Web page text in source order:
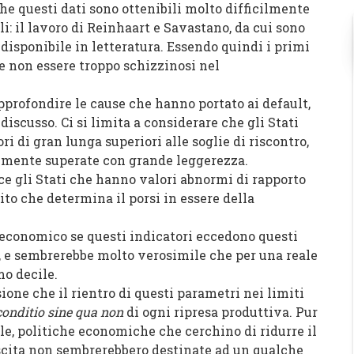
questi dati sono ottenibili molto difficilmente
il lavoro di Reinhaart e Savastano, da cui sono
disponibile in letteratura. Essendo quindi i primi
essere troppo schizzinosi nel
le cause che hanno portato ai default,
Ci si limita a considerare che gli Stati
di gran lunga superiori alle soglie di riscontro,
superate con grande leggerezza.
Stati che hanno valori abnormi di rapporto
che determina il porsi in essere della
se questi indicatori eccedono questi
molto verosimile che per una reale
decile.
che il rientro di questi parametri nei limiti
sine qua nondi ogni ripresa produttiva. Pur
politiche economiche che cerchino di ridurre il
non sembrerebbero destinate ad un qualche